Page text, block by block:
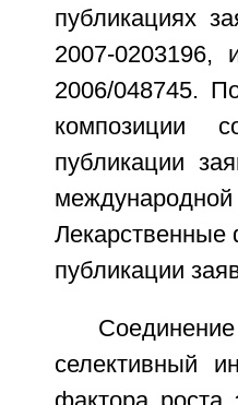
публикациях
2007-
2006/048745.
композиции
публикации
публикации
Соединение
селективный